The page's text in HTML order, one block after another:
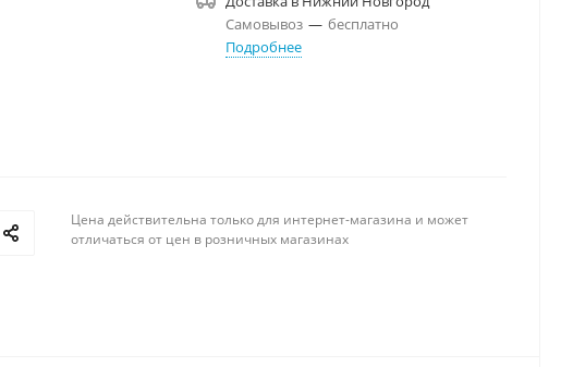
Самовывоз — бесплатно
Подробнее
Цена действительна только для интернет-магазина и может
отличаться от цен в розничных магазинах